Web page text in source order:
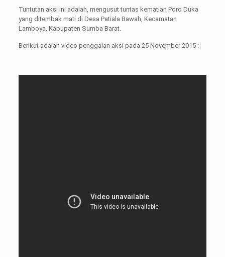
Tuntutan aksi ini adalah, mengusut tuntas kematian Poro Duka
yang ditembak mati di Desa Patiala Bawah, Kecamatan
Lamboya, Kabupaten Sumba Barat.
Berikut adalah video penggalan aksi pada 25 November 2015 :